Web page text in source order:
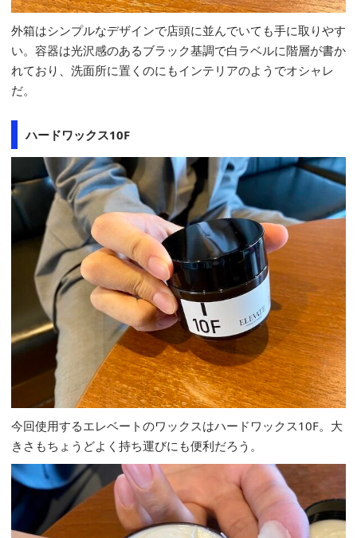
外箱はシンプルなデザインで店頭に並んでいても手に取りやす
い。容器は光沢感のあるブラック基調で白ラベルに階層が書か
れており、洗面所に置くのにもインテリアのようでオシャレ
だ。
ハードワックス10F
今回使用するエレベートのワックスはハードワックス10F。大
きさもちょうどよく持ち運びにも便利だろう。